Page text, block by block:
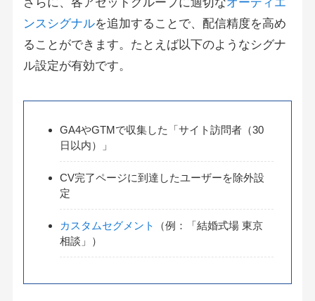
さらに、各アセットグループに適切なオーディエ
ンスシグナルを追加することで、配信精度を高め
ることができます。たとえば以下のようなシグナ
ル設定が有効です。
GA4やGTMで収集した「サイト訪問者（30
日以内）」
CV完了ページに到達したユーザーを除外設
定
カスタムセグメント
（例：「結婚式場 東京
相談」）